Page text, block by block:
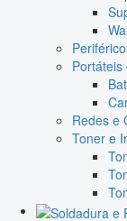
Portáteis
Redes e
Toner e